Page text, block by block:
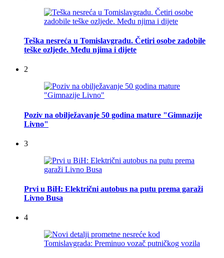
Teška nesreća u Tomislavgradu. Četiri osobe zadobile
teške ozljede. Među njima i dijete
2
Poziv na obilježavanje 50 godina mature "Gimnazije
Livno"
3
Prvi u BiH: Električni autobus na putu prema garaži
Livno Busa
4